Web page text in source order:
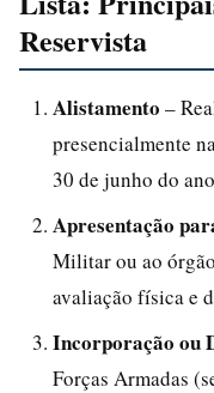
Reservista
Alistamento –
presencialmente
30 de junho do
Apresentação
Militar ou ao
avaliação física e
Incorporação ou
Forças Armadas